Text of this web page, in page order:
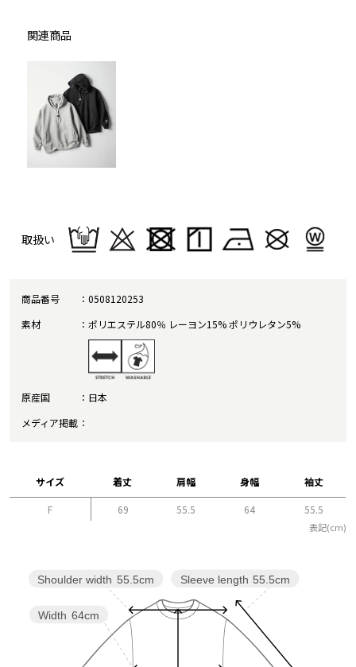
関連商品
取扱い
商品番号
0508120253
素材
ポリエステル80％ レーヨン15% ポリウレタン5%
原産国
日本
メディア掲載
サイズ 着丈 肩幅 身幅 袖丈
F 69 55.5 64 55.5
表記(cm)
Sleeve length 55.5cm
Width 64cm
Shoulder width 55.5cm